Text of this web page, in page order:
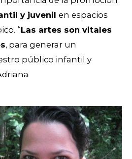
y juvenil en espacios
“Las artes son vitales
, para generar un
público infantil y